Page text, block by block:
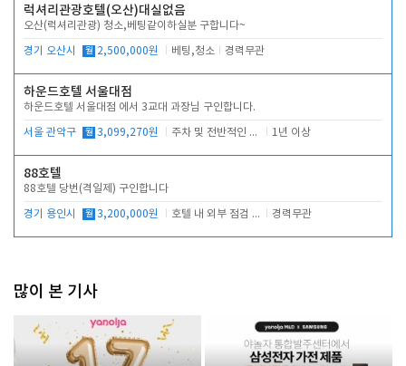
럭셔리관광호텔(오산)대실없음
오산(럭셔리관광) 청소,베팅같이하실분 구합니다~
경기 오산시 월 2,500,000원 베팅,청소 경력무관
하운드호텔 서울대점
하운드호텔 서울대점 에서 3교대 과장님 구인합니다.
서울 관악구 월 3,099,270원 주차 및 전반적인 당번업무 1년 이상
88호텔
88호텔 당번(격일제) 구인합니다
경기 용인시 월 3,200,000원 호텔 내 외부 점검 및 프런트 운영 경력무관
많이 본 기사